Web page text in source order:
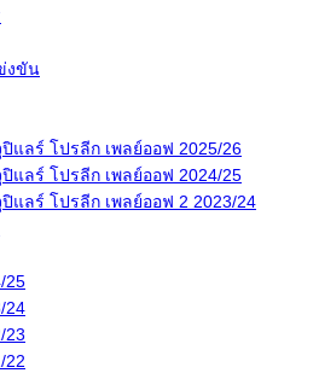
งขัน
แลร์ โปรลีก เพลย์ออฟ 2025/26
แลร์ โปรลีก เพลย์ออฟ 2024/25
แลร์ โปรลีก เพลย์ออฟ 2 2023/24
25
24
23
22